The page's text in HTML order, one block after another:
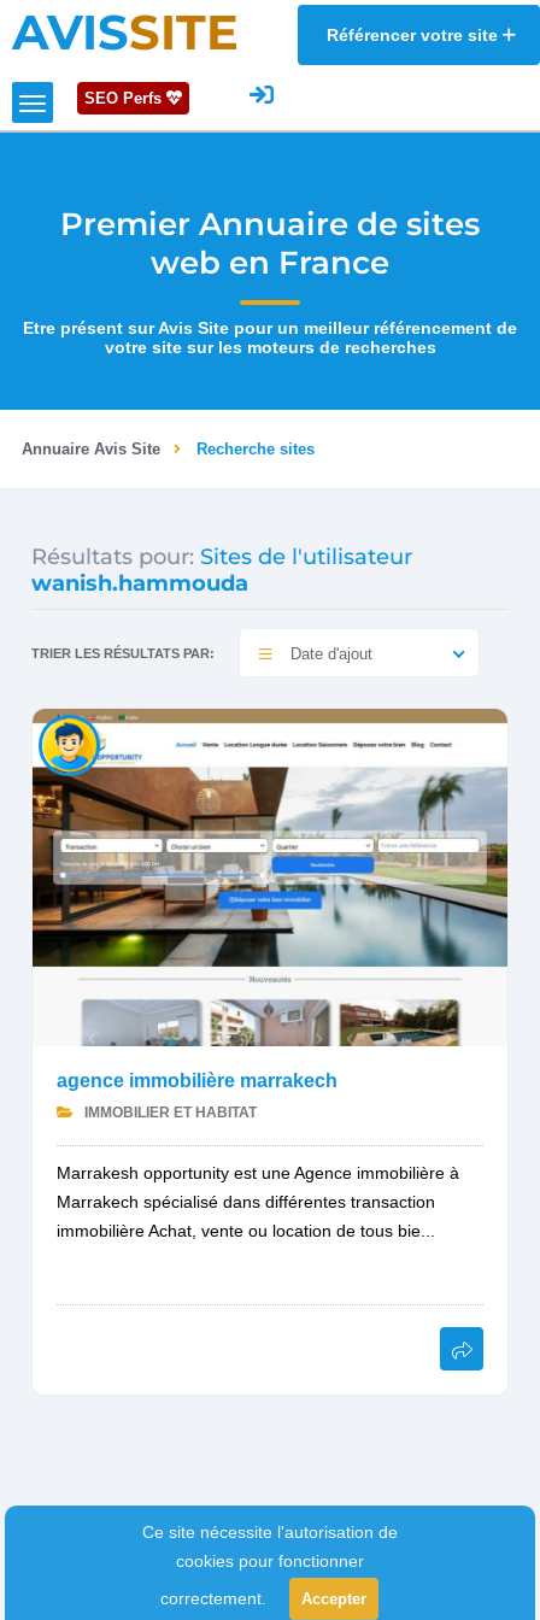
AVISSITE Référencer votre site
SEO Perfs
Premier Annuaire de sites
web en France
Etre présent sur Avis Site pour un meilleur référencement de
votre site sur les moteurs de recherches
Annuaire Avis Site Recherche sites
Résultats pour: Sites de l'utilisateur
wanish.hammouda
TRIER LES RÉSULTATS PAR: Date d'ajout
agence immobilière marrakech
IMMOBILIER ET HABITAT
Marrakesh opportunity est une Agence immobilière à
Marrakech spécialisé dans différentes transaction
immobilière Achat, vente ou location de tous bie...
Ce site nécessite l'autorisation de
cookies pour fonctionner
correctement.
Accepter